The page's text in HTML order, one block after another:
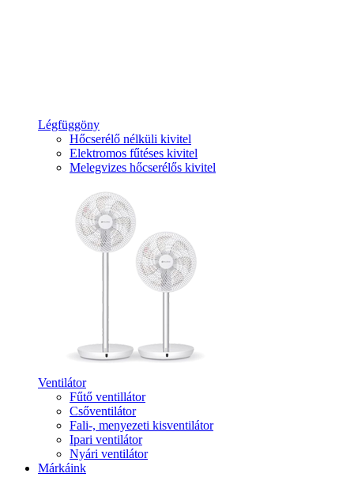
Légfüggöny
Hőcserélő nélküli kivitel
Elektromos fűtéses kivitel
Melegvizes hőcserélős kivitel
Ventilátor
Fűtő ventillátor
Csőventilátor
Fali-, menyezeti kisventilátor
Ipari ventilátor
Nyári ventilátor
Márkáink